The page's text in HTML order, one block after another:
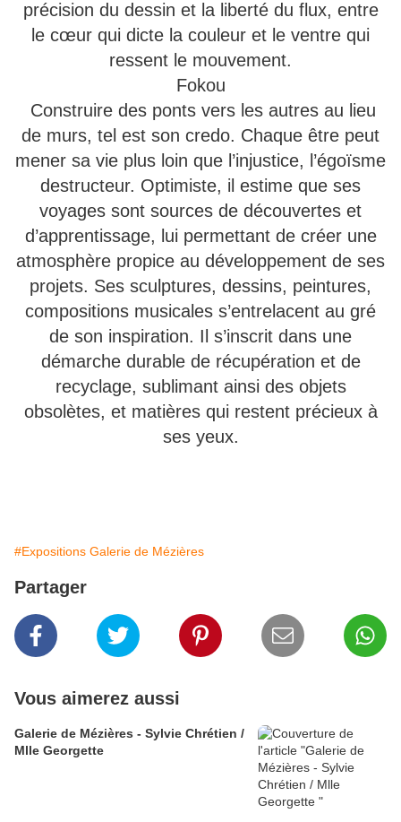
précision du dessin et la liberté du flux, entre
le cœur qui dicte la couleur et le ventre qui
ressent le mouvement.
Fokou
Construire des ponts vers les autres au lieu
de murs, tel est son credo. Chaque être peut
mener sa vie plus loin que l’injustice, l’égoïsme
destructeur. Optimiste, il estime que ses
voyages sont sources de découvertes et
d’apprentissage, lui permettant de créer une
atmosphère propice au développement de ses
projets. Ses sculptures, dessins, peintures,
compositions musicales s’entrelacent au gré
de son inspiration. Il s’inscrit dans une
démarche durable de récupération et de
recyclage, sublimant ainsi des objets
obsolètes, et matières qui restent précieux à
ses yeux.
#Expositions Galerie de Mézières
Partager
Vous aimerez aussi
Galerie de Mézières - Sylvie Chrétien /
Mlle Georgette